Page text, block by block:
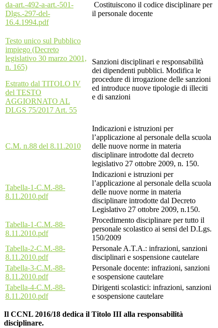
da-art.-492-a-art.-501-
Dlgs.-297-del-
16.4.1994.pdf
Costituiscono il codice disciplinare per
il personale docente
Testo unico sul Pubblico
impiego (Decreto
legislativo 30 marzo 2001,
n. 165)
Estratto dal TITOLO IV
del TESTO
AGGIORNATO AL
DLGS 75/2017 Art. 55
Sanzioni disciplinari e responsabilità
dei dipendenti pubblici. Modifica le
procedure di irrogazione delle sanzioni
ed introduce nuove tipologie di illeciti
e di sanzioni
C.M. n.88 del 8.11.2010
Indicazioni e istruzioni per
l’applicazione al personale della scuola
delle nuove norme in materia
disciplinare introdotte dal decreto
legislativo 27 ottobre 2009, n. 150.
Tabella-1-C.M.-88-
8.11.2010.pdf
Indicazioni e istruzioni per
l’applicazione al personale della scuola
delle nuove norme in materia
disciplinare introdotte dal Decreto
Legislativo 27 ottobre 2009, n.150.
Tabella-1-C.M.-88-
8.11.2010.pdf
Procedimento disciplinare per tutto il
personale scolastico ai sensi del D.Lgs.
150/2009
Tabella-2-C.M.-88-
8.11.2010.pdf
Personale A.T.A.: infrazioni, sanzioni
disciplinari e sospensione cautelare
Tabella-3-C.M.-88-
8.11.2010.pdf
Personale docente: infrazioni, sanzioni
e sospensione cautelare
Tabella-4-C.M.-88-
8.11.2010.pdf
Dirigenti scolastici: infrazioni, sanzioni
e sospensione cautelare
Il CCNL 2016/18 dedica il Titolo III alla responsabilità
disciplinare.